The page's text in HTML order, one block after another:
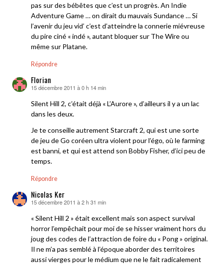
pas sur des bébêtes que c’est un progrès. An Indie
Adventure Game … on dirait du mauvais Sundance … Si
l’avenir du jeu vid’ c’est d’atteindre la connerie miévreuse
du pire ciné « indé », autant bloquer sur The Wire ou
même sur Platane.
Répondre
Florian
dit :
15 décembre 2011 à 0 h 14 min
Silent Hill 2, c’était déjà « L’Aurore », d’ailleurs il y a un lac
dans les deux.
Je te conseille autrement Starcraft 2, qui est une sorte
de jeu de Go coréen ultra violent pour l’égo, où le farming
est banni, et qui est attend son Bobby Fisher, d’ici peu de
temps.
Répondre
Nicolas Ker
dit :
15 décembre 2011 à 2 h 31 min
« Silent Hill 2 » était excellent mais son aspect survival
horror l’empêchait pour moi de se hisser vraiment hors du
joug des codes de l’attraction de foire du « Pong » original.
Il ne m’a pas semblé à l’époque aborder des territoires
aussi vierges pour le médium que ne le fait radicalement